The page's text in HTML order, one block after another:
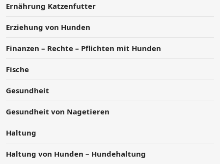
Ernährung Katzenfutter
Erziehung von Hunden
Finanzen – Rechte – Pflichten mit Hunden
Fische
Gesundheit
Gesundheit von Nagetieren
Haltung
Haltung von Hunden – Hundehaltung